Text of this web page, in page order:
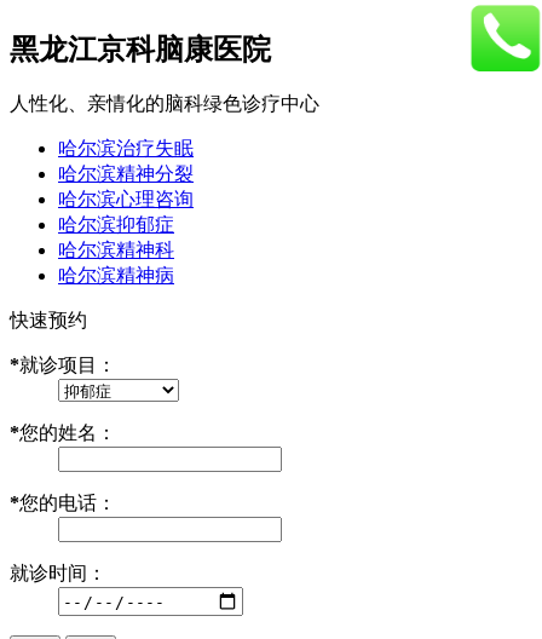
黑龙江京科脑康医院
人性化、亲情化的脑科绿色诊疗中心
哈尔滨治疗失眠
哈尔滨精神分裂
哈尔滨心理咨询
哈尔滨抑郁症
哈尔滨精神科
哈尔滨精神病
快速预约
*就诊项目：
*您的姓名：
*您的电话：
就诊时间：